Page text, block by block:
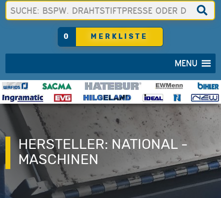
0 MERKLISTE
MENU
HERSTELLER: NATIONAL -
MASCHINEN